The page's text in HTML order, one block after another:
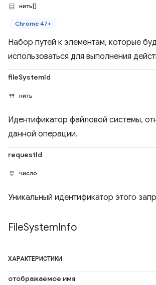
нить[]
Chrome 47+
Набор путей к элементам, которые
использоваться для выполнения
fileSystemId
нить
Идентификатор файловой системы,
данной операции.
requestId
число
Уникальный идентификатор этого
FileSystemInfo
ХАРАКТЕРИСТИКИ
отображаемое имя